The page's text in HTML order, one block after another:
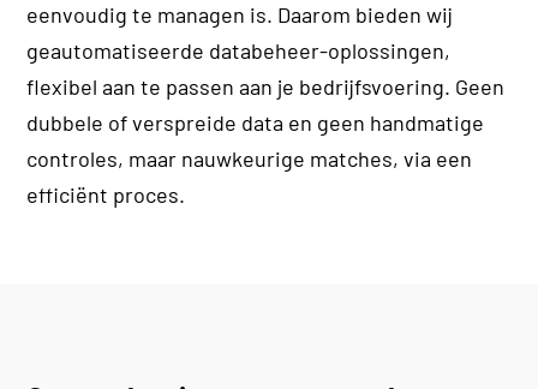
eenvoudig te managen is. Daarom bieden wij
geautomatiseerde databeheer-oplossingen,
flexibel aan te passen aan je bedrijfsvoering. Geen
dubbele of verspreide data en geen handmatige
controles, maar nauwkeurige matches, via een
efficiënt proces.